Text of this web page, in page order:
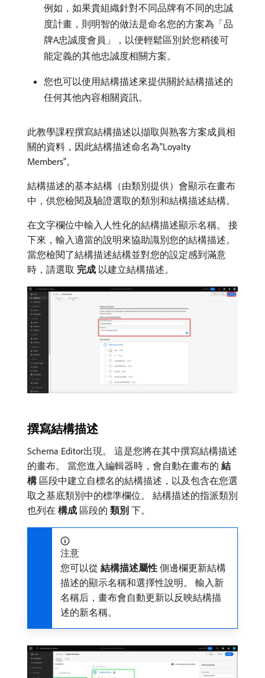
例如，如果貴組織針對不同品牌有不同的忠誠
度計畫，則明智的做法是命名您的方案為「品
牌A忠誠度會員」，以便輕鬆區別於您稍後可
能定義的其他忠誠度相關方案。
您也可以使用結構描述來提供關於結構描述的
任何其他內容相關資訊。
此教學課程撰寫結構描述以擷取與熟客方案成員相
關的資料，因此結構描述命名為"Loyalty
Members"。
結構​描述的基本結構（由類別提供）會顯示在畫布
中，供您檢閱及驗證選取的類別和結構描述結構。
在文字欄位中輸入人性化的結構描述顯示名稱。 接
下來，輸入適當的說明來協助識別您的結構描述。
當您檢閱了結構描述結構並對您的設定感到滿意
時，請選取​ 完成 ​以建立結構描述。
撰寫結構描述
Schema Editor出現。 這是您將在其中撰寫結構描述
的畫布。 當您進入編輯器時，會自動在畫布的​ 結
構 ​區段中建立自標名的結構描述，以及包含在您選
取之基底類別中的標準欄位。 結構描述的指派類別
也列在​ 構成 ​區段的​ 類別 ​下。
注意
您可以從​ 結構描述屬性 ​側邊欄更新結構
描述的顯示名稱和選擇性說明。 輸入新
名稱后，畫布會自動更新以反映結構描
述的新名稱。